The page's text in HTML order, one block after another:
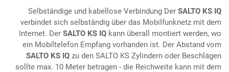
Selbständige und kabellose Verbindung Der SALTO KS IQ
verbindet sich selbständig über das Mobilfunknetz mit dem
Internet. Der SALTO KS IQ kann überall montiert werden, wo
ein Mobiltelefon Empfang vorhanden ist. Der Abstand vom
SALTO KS IQ zu den SALTO KS Zylindern oder Beschlägen
sollte max. 10 Meter betragen - die Reichweite kann mit dem